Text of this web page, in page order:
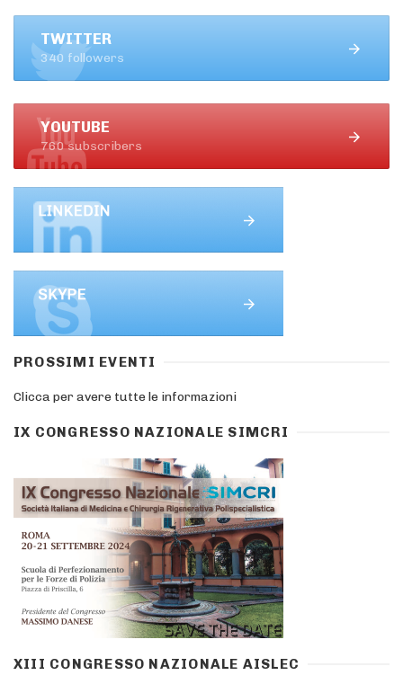
TWITTER
340 followers
YOUTUBE
760 subscribers
PROSSIMI EVENTI
Clicca per avere tutte le informazioni
IX CONGRESSO NAZIONALE SIMCRI
XIII CONGRESSO NAZIONALE AISLEC